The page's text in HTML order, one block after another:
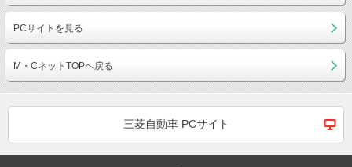
PCサイトを見る
M・CネットTOPへ戻る
三菱自動車 PCサイト